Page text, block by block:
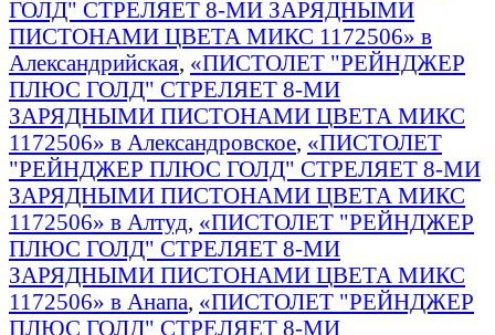
ГОЛД" СТРЕЛЯЕТ 8-МИ ЗАРЯДНЫМИ
ПИСТОНАМИ ЦВЕТА МИКС 1172506» в
Александрийская, «ПИСТОЛЕТ "РЕЙНДЖЕР
ПЛЮС ГОЛД" СТРЕЛЯЕТ 8-МИ
ЗАРЯДНЫМИ ПИСТОНАМИ ЦВЕТА МИКС
1172506» в Александровское, «ПИСТОЛЕТ
"РЕЙНДЖЕР ПЛЮС ГОЛД" СТРЕЛЯЕТ 8-МИ
ЗАРЯДНЫМИ ПИСТОНАМИ ЦВЕТА МИКС
1172506» в Алтуд, «ПИСТОЛЕТ "РЕЙНДЖЕР
ПЛЮС ГОЛД" СТРЕЛЯЕТ 8-МИ
ЗАРЯДНЫМИ ПИСТОНАМИ ЦВЕТА МИКС
1172506» в Анапа, «ПИСТОЛЕТ "РЕЙНДЖЕР
ПЛЮС ГОЛД" СТРЕЛЯЕТ 8-МИ